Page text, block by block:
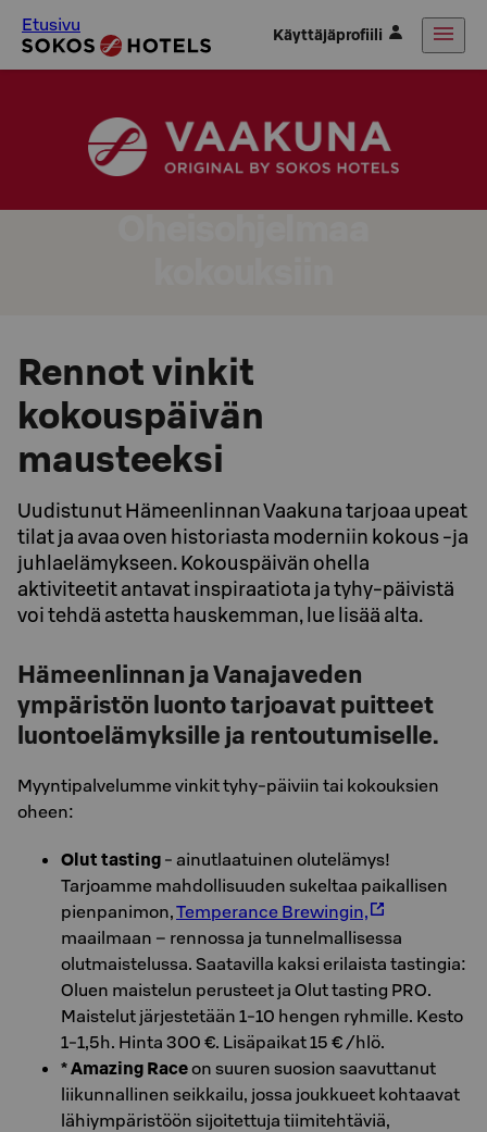
Etusivu Käyttäjäprofiili
Rennot vinkit
kokouspäivän
mausteeksi
Uudistunut Hämeenlinnan Vaakuna tarjoaa upeat
tilat ja avaa oven historiasta moderniin kokous -ja
juhlaelämykseen. Kokouspäivän ohella
aktiviteetit antavat inspiraatiota ja tyhy-päivistä
voi tehdä astetta hauskemman, lue lisää alta.
Hämeenlinnan ja Vanajaveden
ympäristön luonto tarjoavat puitteet
luontoelämyksille ja rentoutumiselle.
Myyntipalvelumme vinkit tyhy-päiviin tai kokouksien
oheen:
Olut tasting - ainutlaatuinen olutelämys!
Tarjoamme mahdollisuuden sukeltaa paikallisen
pienpanimon,Temperance Brewingin,
maailmaan – rennossa ja tunnelmallisessa
olutmaistelussa. Saatavilla kaksi erilaista tastingia:
Oluen maistelun perusteet ja Olut tasting PRO.
Maistelut järjestetään 1-10 hengen ryhmille. Kesto
1-1,5h. Hinta 300 €. Lisäpaikat 15 € /hlö.
* Amazing Raceon suuren suosion saavuttanut
liikunnallinen seikkailu, jossa joukkueet kohtaavat
lähiympäristöön sijoitettuja tiimitehtäviä,